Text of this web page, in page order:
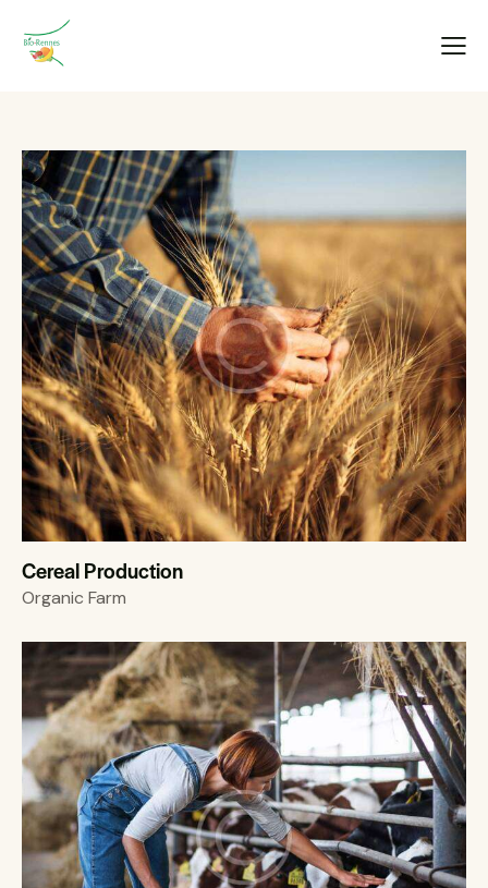
Cereal Production
Organic Farm